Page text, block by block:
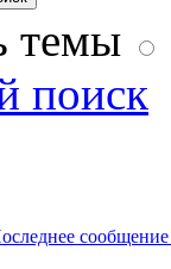
темы
поиск
сообщение